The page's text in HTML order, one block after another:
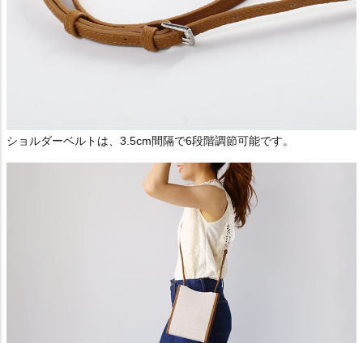
ショルダーベルトは、3.5cm間隔で6段階調節可能です。